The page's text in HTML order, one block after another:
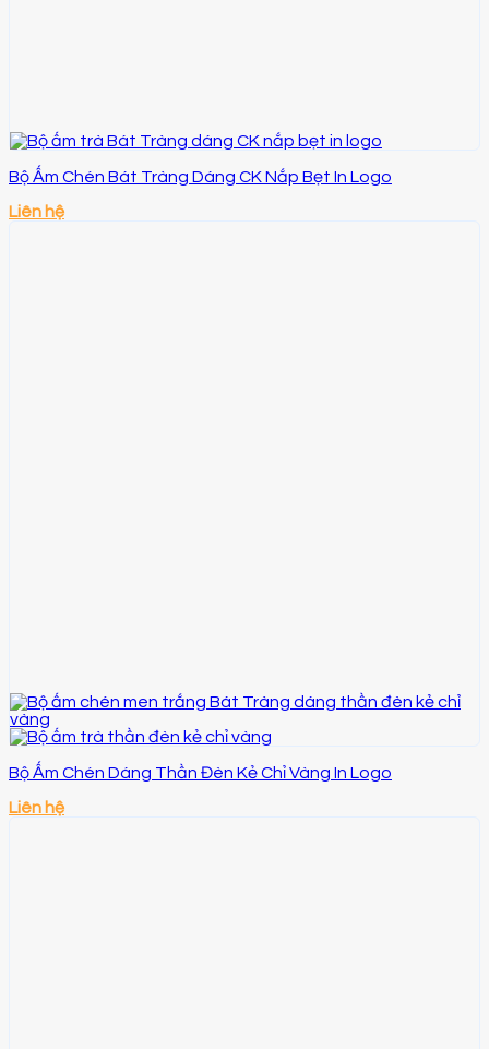
Bộ Ấm Chén Bát Tràng Dáng CK Nắp Bẹt In Logo
Liên hệ
Bộ Ấm Chén Dáng Thần Đèn Kẻ Chỉ Vàng In Logo
Liên hệ